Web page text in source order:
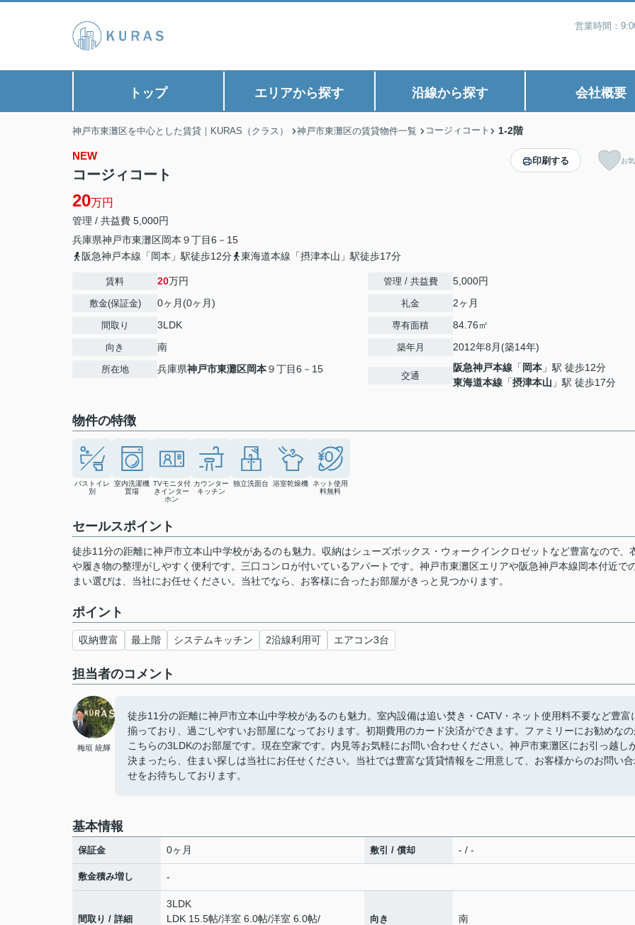
営業時間：
トップ エリアから探す 沿線から探す 会社概要
神戸市東灘区を中心とした賃貸｜KURAS（クラス） 神戸市東灘区の賃貸物件一覧 コージィコート 1-2階
NEW
コージィコート
20万円
管理 / 共益費 5,000円
兵庫県神戸市東灘区岡本 ９丁目6－15
阪急神戸本線「岡本」駅徒歩12分
東海道本線「摂津本山」駅徒歩17分
印刷する お
賃料 20万円
敷金(保証金) 0ヶ月(0ヶ月)
間取り 3LDK
向き 南
所在地 兵庫県神戸市東灘区岡本９丁目6－15
管理 / 共益費 5,000円
礼金 2ヶ月
専有面積 84.76㎡
築年月 2012年8月(築14年)
交通
阪急神戸本線 「 岡本 」駅 徒歩12分
東海道本線 「摂津本山 」駅 徒歩17分
物件の特徴
バストイレ
別
室内洗濯機
置場
TVモニタ付
きインター
ホン
カウンター
キッチン
独立洗面台 浴室乾燥機 ネット使用
料無料
セールスポイント
徒歩11分の距離に神戸市立本山中学校があるのも魅力。収納はシューズボックス・ウォークインクロゼットなど豊富なので、
や履き物の整理がしやすく便利です。三口コンロが付いているアパートです。神戸市東灘区エリアや阪急神戸本線岡本付近で
まい選びは、当社にお任せください。当社でなら、お客様に合ったお部屋がきっと見つかります。
ポイント
収納豊富 最上階 システムキッチン 2沿線利用可 エアコン3台
担当者のコメント
梅垣 統輝
徒歩11分の距離に神戸市立本山中学校があるのも魅力。室内設備は追い焚き・CATV・ネット使用料不要など豊富
揃っており、過ごしやすいお部屋になっております。初期費用のカード決済ができます。ファミリーにお勧めな
こちらの3LDKのお部屋です。現在空家です。内見等お気軽にお問い合わせください。神戸市東灘区にお引っ越し
決まったら、住まい探しは当社にお任せください。当社では豊富な賃貸情報をご用意して、お客様からのお問い
せをお待ちしております。
基本情報
保証金 0ヶ月 敷引 / 償却 - / -
敷金積み増し -
間取り / 詳細
3LDK
LDK 15.5帖/洋室 6.0帖/洋室 6.0帖/
向き 南